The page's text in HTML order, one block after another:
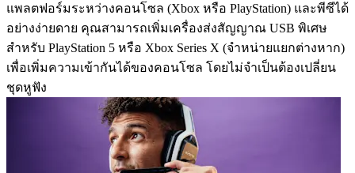
แพลตฟอร์มระหว่างคอนโซล (Xbox หรือ PlayStation) และพีซีได้
อย่างง่ายดาย คุณสามารถเพิ่มเครื่องส่งสัญญาณ USB พิเศษ
สำหรับ PlayStation 5 หรือ Xbox Series X (จำหน่ายแยกต่างหาก)
เพื่อเพิ่มความเข้ากันได้ของคอนโซล โดยไม่จำเป็นต้องเปลี่ยน
ชุดหูฟัง